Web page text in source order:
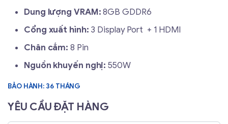
Dung lượng VRAM:8GB GDDR6
Cổng xuất hình: 3 Display Port + 1 HDMI
Chân cắm: 8 Pin
Nguồn khuyến nghị: 550W
BẢO HÀNH: 36 THÁNG
YÊU CẦU ĐẶT HÀNG